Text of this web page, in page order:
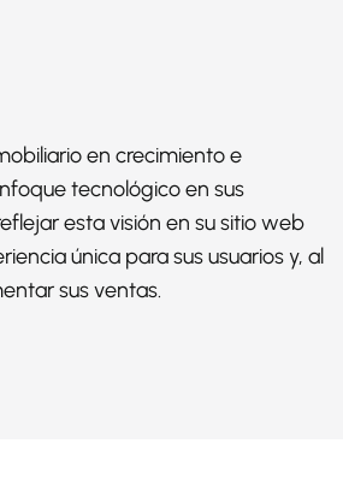
en crecimiento e
tecnológico en sus
esta visión en su sitio web
única para sus usuarios y, al
sus ventas.